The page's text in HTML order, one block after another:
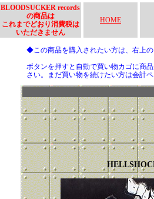
BLOODSUCKER records
の商品は
これまでどおり消費税は
いただきません
HOME
◆この商品を購入されたい方は、右上
ボタンを押すと自動で買い物カゴに商
さい。まだ買い物を続けたい方は会計